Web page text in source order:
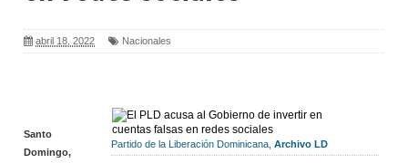
abril 18, 2022 Nacionales
Partido de la Liberación Dominicana, Archivo LD
Santo
Domingo,